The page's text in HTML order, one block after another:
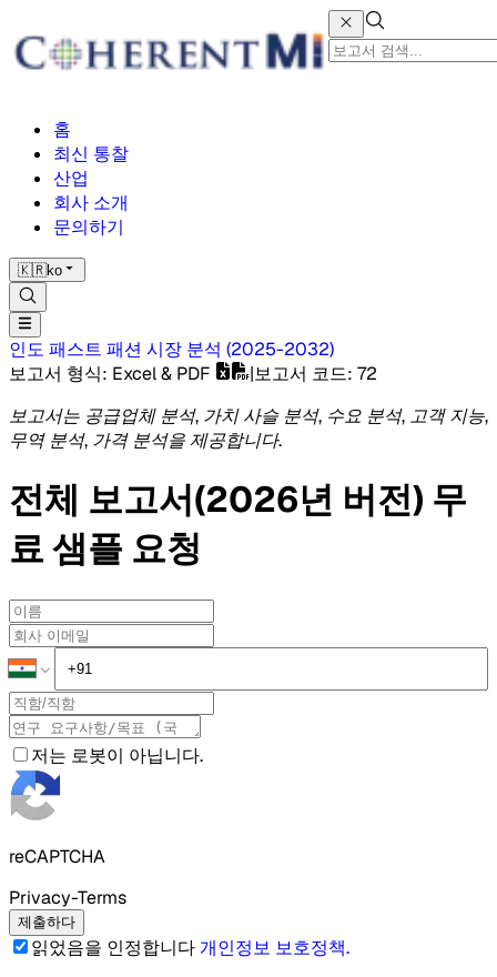
홈
최신 통찰
산업
회사 소개
문의하기
🇰🇷ko
인도 패스트 패션 시장 분석 (2025-2032)
보고서 형식: Excel & PDF |보고서 코드: 72
보고서는 공급업체 분석, 가치 사슬 분석, 수요 분석, 고객 지능,
무역 분석, 가격 분석을 제공합니다.
전체 보고서(2026년 버전) 무
료 샘플 요청
저는 로봇이 아닙니다.
reCAPTCHA
Privacy-Terms
제출하다
읽었음을 인정합니다개인정보 보호정책.